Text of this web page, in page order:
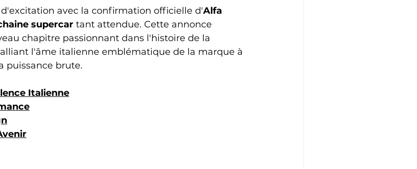
avec la confirmation officielle d'Alfa
supercar tant attendue. Cette annonce
chapitre passionnant dans l'histoire de la
l'âme italienne emblématique de la marque à
puissance brute.
Italienne